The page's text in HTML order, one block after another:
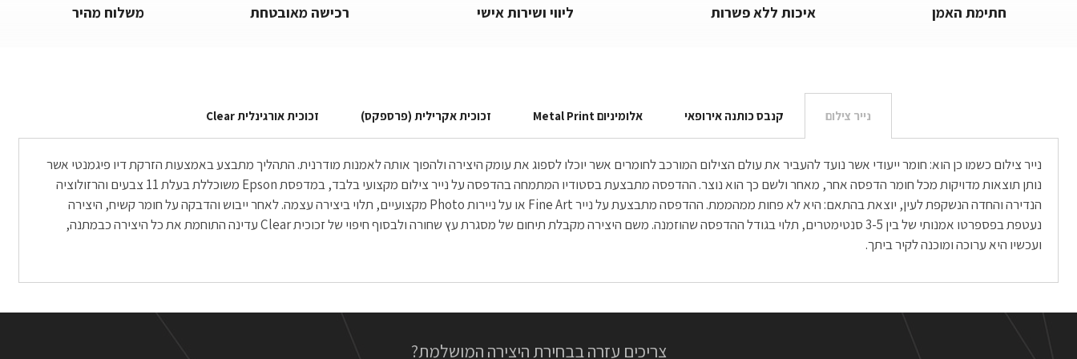
חתימת האמן איכות ללא פשרות ליווי ושירות אישי רכישה מאובטחת משלוח מהיר
נייר צילום קנבס כותנה אירופאי אלומיניום Metal Print זכוכית אקרילית (פרספקס) זכוכית אורגינלית Clear
נייר צילום כשמו כן הוא: חומר ייעודי אשר נועד להעביר את עולם הצילום המורכב לחומרים אשר יוכלו לספוג את עומק היצירה ולהפוך אותה לאמנות מודרנית. התהליך מתבצע באמצעות הזרקת דיו פיגמנטי אשר
נותן תוצאות מדויקות מכל חומר הדפסה אחר, מאחר ולשם כך הוא נוצר. ההדפסה מתבצעת בסטודיו המתמחה בהדפסה על נייר צילום מקצועי בלבד, במדפסת Epson משוכללת בעלת 11 צבעים והרזולוציה
הנדירה והחדה הנשקפת לעין, יוצאת בהתאם: היא לא פחות ממהממת. ההדפסה מתבצעת על נייר Fine Art או על ניירות Photo מקצועיים, תלוי ביצירה עצמה. לאחר ייבוש והדבקה על חומר קשיח, היצירה
נעטפת בפספרטו אמנותי של בין 3-5 סנטימטרים, תלוי בגודל ההדפסה שהוזמנה. משם היצירה מקבלת תיחום של מסגרת עץ שחורה ולבסוף חיפוי של זכוכית Clear עדינה התוחמת את כל היצירה כבמתנה,
ועכשיו היא ערוכה ומוכנה לקיר ביתך.
צריכים עזרה בבחירת היצירה המושלמת?